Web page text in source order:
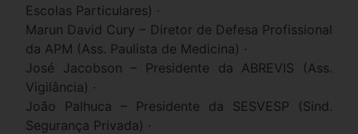
Escolas Particulares) ·
Marun David Cury – Diretor de Defesa Profissional
da APM (Ass. Paulista de Medicina) ·
José Jacobson – Presidente da ABREVIS (Ass.
Vigilância) ·
João Palhuca – Presidente da SESVESP (Sind.
Segurança Privada) ·